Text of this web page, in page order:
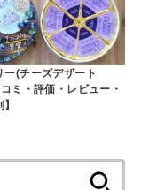
ー(チーズデザート
ミ・評価・レビュー・